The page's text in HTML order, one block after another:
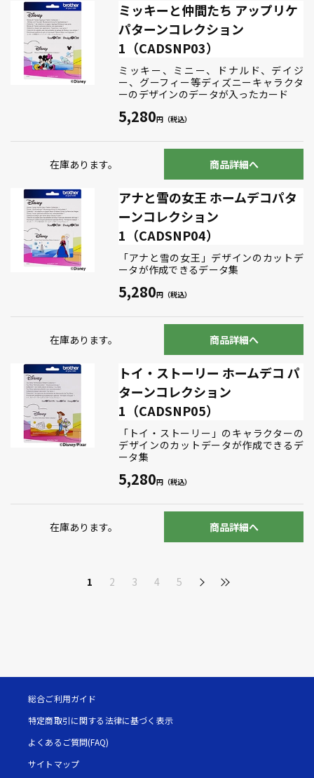
ミッキーと仲間たち アップリケ
パターンコレクション
1（CADSNP03）
ミッキー、ミニー、ドナルド、デイジ
ー、グーフィー等ディズニーキャラクタ
ーのデザインのデータが入ったカード
5,280
在庫あります。 商品詳細へ
アナと雪の女王 ホームデコパタ
ーンコレクション
1（CADSNP04）
「アナと雪の女王」デザインのカットデ
ータが作成できるデータ集
5,280
在庫あります。 商品詳細へ
トイ・ストーリー ホームデコ パ
ターンコレクション
1（CADSNP05）
「トイ・ストーリー」のキャラクターの
デザインのカットデータが作成できるデ
ータ集
5,280
在庫あります。 商品詳細へ
1 2 3 4 5
総合ご利用ガイド
特定商取引に関する法律に基づく表示
よくあるご質問(FAQ)
サイトマップ